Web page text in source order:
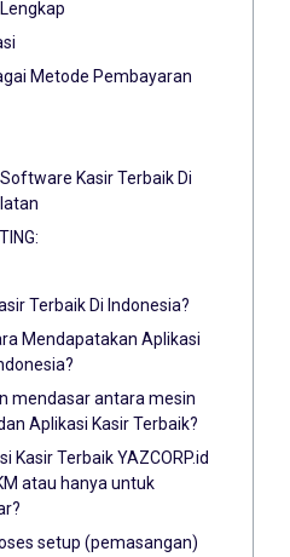
Metode Pembayaran
Kasir Terbaik Di
Terbaik Di Indonesia?
Mendapatakan Aplikasi
mendasar antara mesin
Aplikasi Kasir Terbaik?
Kasir Terbaik YAZCORP.id
atau hanya untuk
setup (pemasangan)